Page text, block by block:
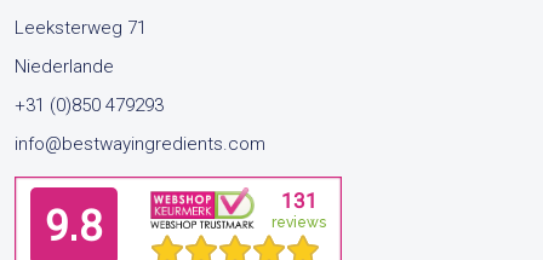
Leeksterweg 71
Niederlande
+31 (0)850 479293
info@bestwayingredients.com